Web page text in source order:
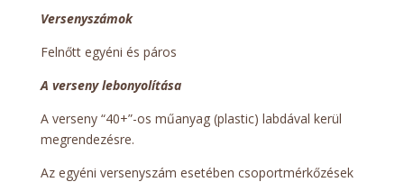
Versenyszámok
Felnőtt egyéni és páros
A verseny lebonyolítása
A verseny “40+”-os műanyag (plastic) labdával kerül
megrendezésre.
Az egyéni versenyszám esetében csoportmérkőzések